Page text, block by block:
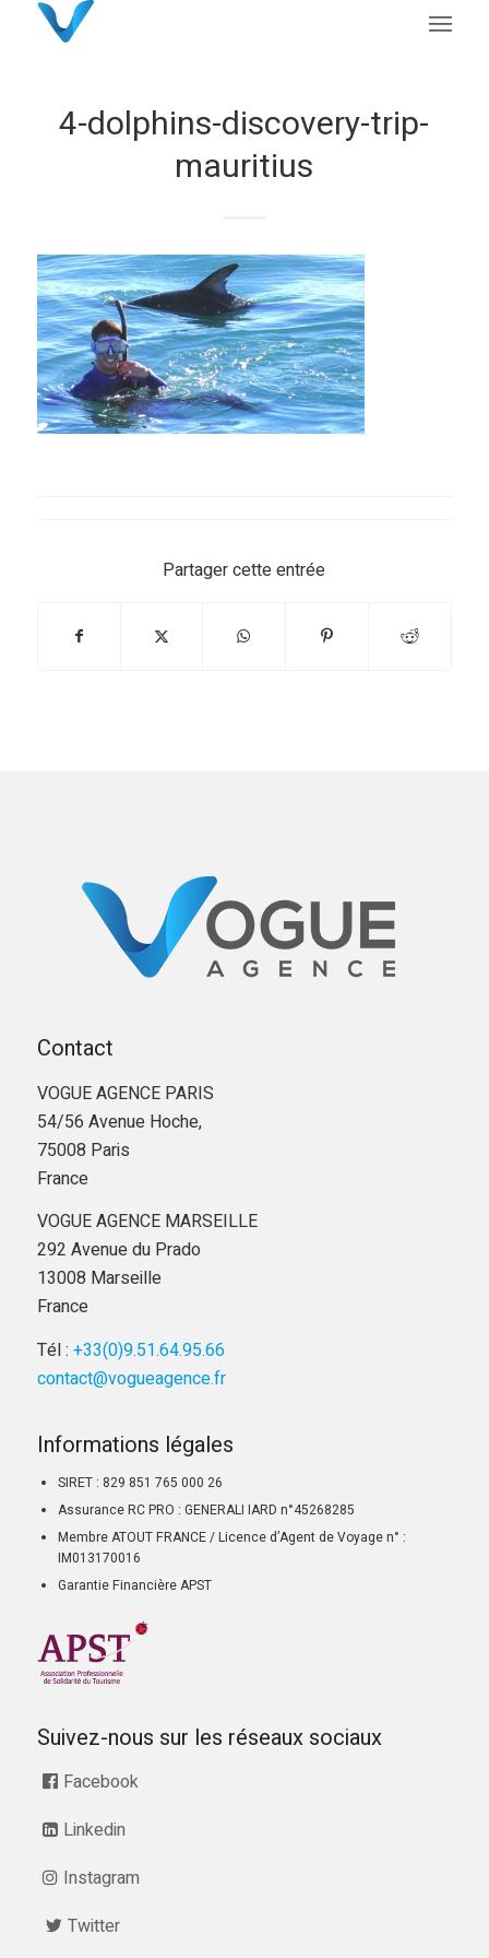
4-dolphins-discovery-trip-
mauritius
Partager cette entrée
Contact
VOGUE AGENCE PARIS
54/56 Avenue Hoche,
75008 Paris
France
VOGUE AGENCE MARSEILLE
292 Avenue du Prado
13008 Marseille
France
Tél : +33(0)9.51.64.95.66
contact@vogueagence.fr
Informations légales
SIRET : 829 851 765 000 26
Assurance RC PRO : GENERALI IARD n°45268285
Membre ATOUT FRANCE / Licence d’Agent de Voyage n° :
IM013170016
Garantie Financière APST
Suivez-nous sur les réseaux sociaux
Facebook
Linkedin
Instagram
Twitter